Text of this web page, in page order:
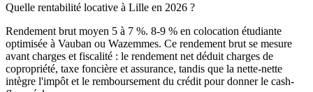
Quelle rentabilité locative à Lille en 2026 ?
Rendement brut moyen 5 à 7 %. 8-9 % en colocation étudiante
optimisée à Vauban ou Wazemmes. Ce rendement brut se mesure
avant charges et fiscalité : le rendement net déduit charges de
copropriété, taxe foncière et assurance, tandis que la nette-nette
intègre l'impôt et le remboursement du crédit pour donner le cash-